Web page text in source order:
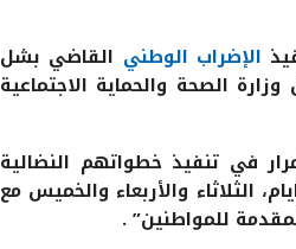
الإضراب الوطني القاضي بشل
الصحة والحماية الاجتماعية
في تنفيذ خطواتهم النضالية
الثلاثاء والأربعاء والخميس مع
للمواطنين” .